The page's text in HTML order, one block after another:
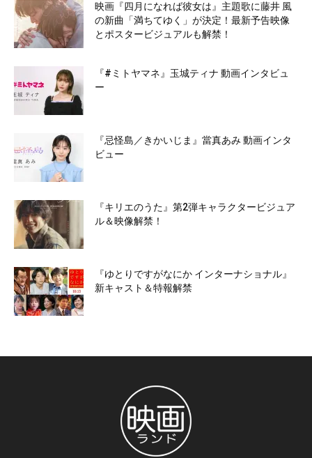
映画『四月になれば彼女は』主題歌に藤井 風
の新曲「満ちてゆく」が決定！最新予告映像
とポスタービジュアルも解禁！
『#ミトヤマネ』玉城ティナ 動画インタビュ
ー
『忌怪島／きかいじま』當真あみ 動画インタ
ビュー
『キリエのうた』第2弾キャラクタービジュア
ル＆映像解禁！
『ゆとりですがなにか インターナショナル』
新キャスト＆特報解禁